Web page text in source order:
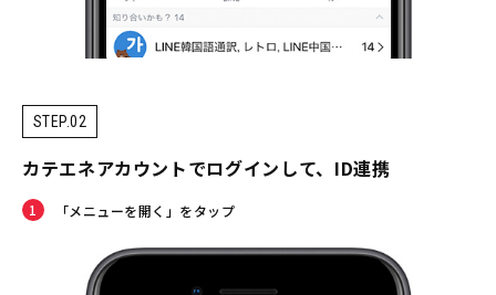
STEP.02
カテエネアカウントでログインして、ID連携
1 「メニューを開く」をタップ